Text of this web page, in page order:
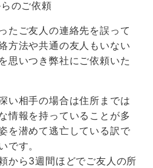
のご依頼
たご友人の連絡先を誤って
方法や共通の友人もいない
思いつき弊社にご依頼いた
い相手の場合は住所までは
情報を持っていることが多
を潜めて逃亡している訳で
です。
から3週間ほどでご友人の所